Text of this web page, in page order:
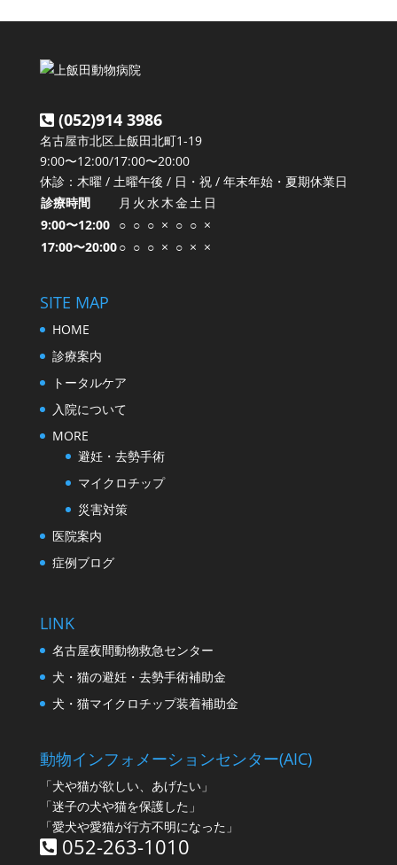
(052)914 3986
名古屋市北区上飯田北町1-19
9:00〜12:00/17:00〜20:00
休診：木曜 / 土曜午後 / 日・祝 / 年末年始・夏期休業日
診療時間
月 火 水木金土 日
9:00〜12:00 ○ ○ ○ × ○ ○ ×
17:00〜20:00○ ○ ○ × ○ × ×
SITE MAP
HOME
診療案内
トータルケア
入院について
MORE
避妊・去勢手術
マイクロチップ
災害対策
医院案内
症例ブログ
LINK
名古屋夜間動物救急センター
犬・猫の避妊・去勢手術補助金
犬・猫マイクロチップ装着補助金
動物インフォメーションセンター(AIC)
「犬や猫が欲しい、あげたい」
「迷子の犬や猫を保護した」
「愛犬や愛猫が行方不明になった」
052-263-1010